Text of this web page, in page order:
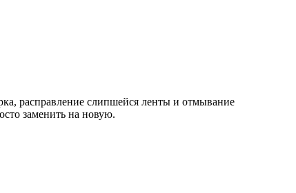
расправление слипшейся ленты и отмывание
заменить на новую.